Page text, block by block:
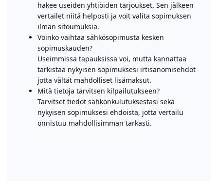
hakee useiden yhtiöiden tarjoukset. Sen jälkeen
vertailet niitä helposti ja voit valita sopimuksen
ilman sitoumuksia.
Voinko vaihtaa sähkösopimusta kesken
sopimuskauden?
Useimmissa tapauksissa voi, mutta kannattaa
tarkistaa nykyisen sopimuksesi irtisanomisehdot
jotta vältät mahdolliset lisämaksut.
Mitä tietoja tarvitsen kilpailutukseen?
Tarvitset tiedot sähkönkulutuksestasi sekä
nykyisen sopimuksesi ehdoista, jotta vertailu
onnistuu mahdollisimman tarkasti.